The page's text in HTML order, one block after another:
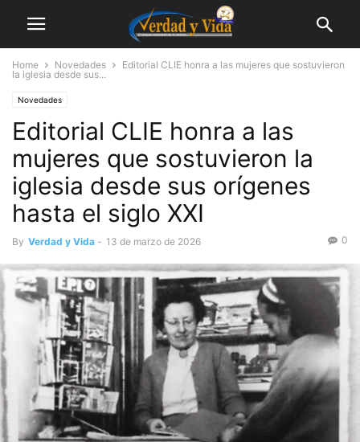
Home Novedades
Editorial CLIE honra a las mujeres que sostuvieron
la iglesia desde sus...
Novedades
Editorial CLIE honra a las
mujeres que sostuvieron la
iglesia desde sus orígenes
hasta el siglo XXI
By Verdad y Vida - 13 de marzo de 2026 0